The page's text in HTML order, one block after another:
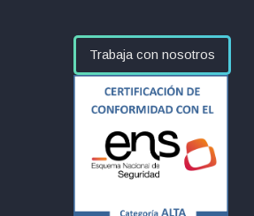
Trabaja con nosotros